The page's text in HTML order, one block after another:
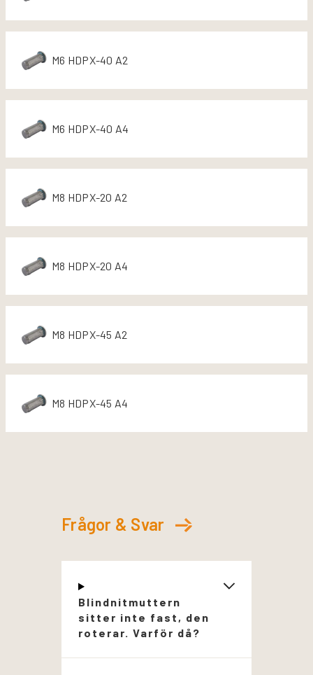
M6 HDPX-40 A2
M6 HDPX-40 A4
M8 HDPX-20 A2
M8 HDPX-20 A4
M8 HDPX-45 A2
M8 HDPX-45 A4
Frågor & Svar
Blindnitmuttern
sitter inte fast, den
roterar. Varför då?